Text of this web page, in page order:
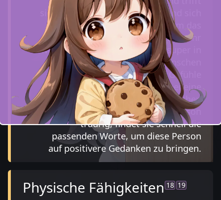
sich mit ihnen, um zu spielen und sich
auszutauschen. Wenn es um das
Thema Empathie geht, ist Lina sehr
weit entwickelt. Sie kann sich super in
die Lage anderer Menschen
reinversetzen und ihre Gefühle
verstehen. Lina zeigt hierbei eine
Begabung darin, andere Menschen
aufzumuntern. Ist eine Person
traurig, findet sie schnell die
passenden Worte, um diese Person
auf positivere Gedanken zu bringen.
Physische Fähigkeiten 18 19